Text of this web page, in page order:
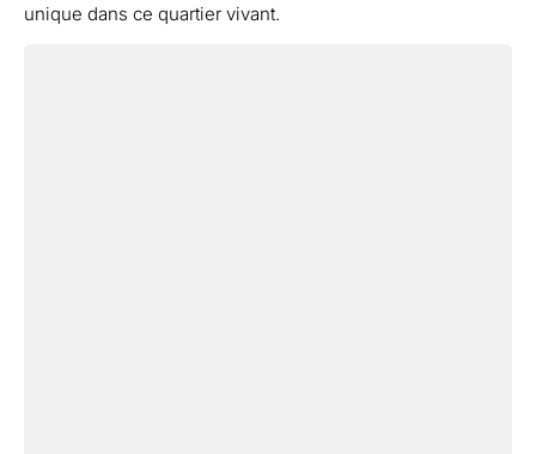
unique dans ce quartier vivant.